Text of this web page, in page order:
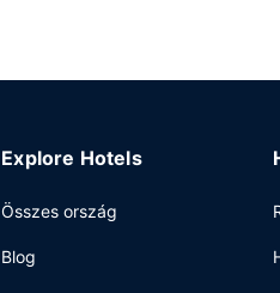
Explore Hotels
Összes ország
Blog